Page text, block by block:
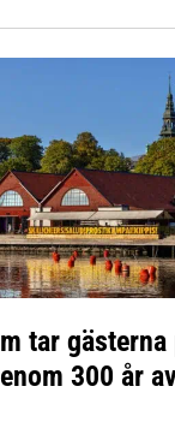
tar gästerna
300 år